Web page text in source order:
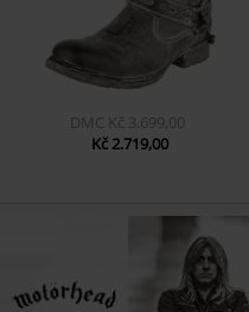
DMC Kč 3.699,00
Kč 2.719,00